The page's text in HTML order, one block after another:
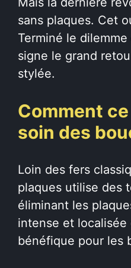
sans plaques. Cet
Terminé le
signe le grand
stylée.
Comment
soin des
Loin des fers
plaques utilise des
éliminant les
intense et
bénéfique pour les